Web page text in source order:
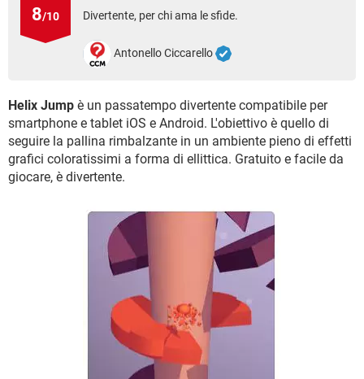
TIKTOK
HARDWARE
8/10 Divertente, per chi ama le sfide.
Antonello Ciccarello
Helix Jump è un passatempo divertente compatibile per
smartphone e tablet iOS e Android. L'obiettivo è quello di
seguire la pallina rimbalzante in un ambiente pieno di effetti
grafici coloratissimi a forma di ellittica. Gratuito e facile da
giocare, è divertente.